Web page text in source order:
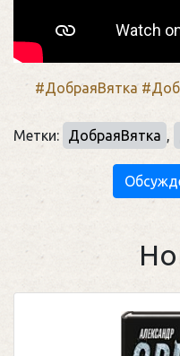
#ДобраяВятка
Метки: ДобраяВятка ,